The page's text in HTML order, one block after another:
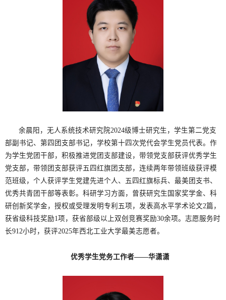
余晨阳，无人系统技术研究院2024级博士研究生，学生第二党支
部副书记、第四团支部书记，学校第十四次党代会学生党员代表。作
为学生党团干部，积极推进党团支部建设，带领党支部获评优秀学生
党支部，带领团支部获评五四红旗团支部，连续两年带领班级获评模
范班级，个人获评学生党建先进个人、五四红旗标兵、最美团支书、
优秀共青团干部等表彰。科研学习方面，曾获研究生国家奖学金、科
研创新奖学金，授权或受理发明专利五项，发表高水平学术论文2篇，
获省级科技奖励1项，获省部级以上双创竞赛奖励30余项。志愿服务时
长912小时，获评2025年西北工业大学最美志愿者。
优秀学生党务工作者——华潇潇